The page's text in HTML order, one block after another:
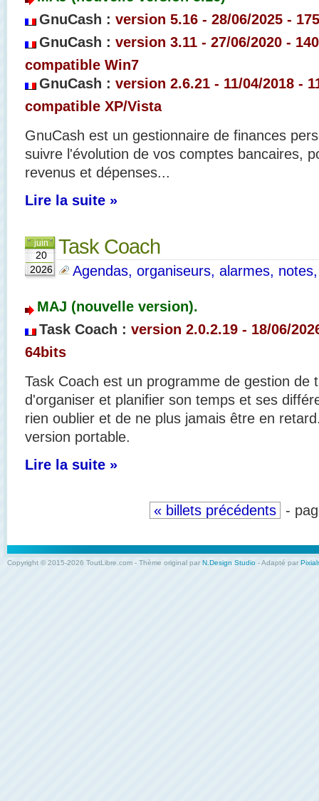
GnuCash : version 5.16 - 28/06/2025 -
GnuCash : version 3.11 - 27/06/2020 -
compatible Win7
GnuCash : version 2.6.21 - 11/04/2018 -
compatible XP/Vista
GnuCash est un gestionnaire de finances
suivre l'évolution de vos comptes bancaires,
revenus et dépenses...
Lire la suite »
juin
20
2026
Task Coach
Agendas, organiseurs, alarmes,
MAJ (nouvelle version).
Task Coach : version 2.0.2.19 - 18/06/
64bits
Task Coach est un programme de gestion de
d'organiser et planifier son temps et ses
rien oublier et de ne plus jamais être en
version portable.
Lire la suite »
« billets précédents -
Copyright © 2015-2026 ToutLibre.com - Thème original par N.Design Studio - Adapté par